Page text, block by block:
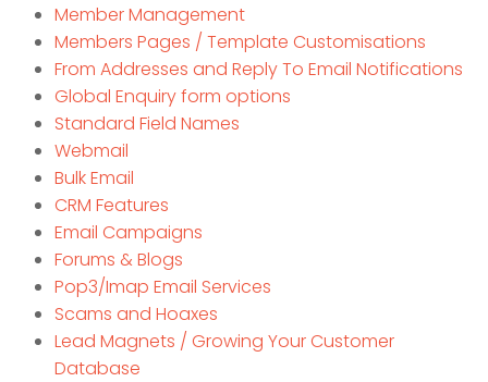
Member Management
Members Pages / Template Customisations
From Addresses and Reply To Email Notifications
Global Enquiry form options
Standard Field Names
Webmail
Bulk Email
CRM Features
Email Campaigns
Forums & Blogs
Pop3/Imap Email Services
Scams and Hoaxes
Lead Magnets / Growing Your Customer
Database